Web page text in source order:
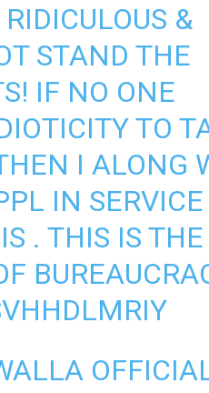
&
STAND THE
IF NO ONE
TO
I ALONG
IN
. THIS IS THE